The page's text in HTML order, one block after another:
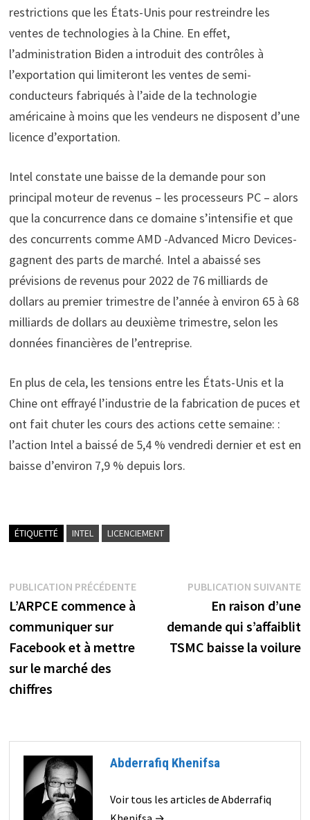
restrictions que les États-Unis pour restreindre les
ventes de technologies à la Chine. En effet,
l’administration Biden a introduit des contrôles à
l’exportation qui limiteront les ventes de semi-
conducteurs fabriqués à l’aide de la technologie
américaine à moins que les vendeurs ne disposent d’une
licence d’exportation.
Intel constate une baisse de la demande pour son
principal moteur de revenus – les processeurs PC – alors
que la concurrence dans ce domaine s’intensifie et que
des concurrents comme AMD -Advanced Micro Devices-
gagnent des parts de marché. Intel a abaissé ses
prévisions de revenus pour 2022 de 76 milliards de
dollars au premier trimestre de l’année à environ 65 à 68
milliards de dollars au deuxième trimestre, selon les
données financières de l’entreprise.
En plus de cela, les tensions entre les États-Unis et la
Chine ont effrayé l’industrie de la fabrication de puces et
ont fait chuter les cours des actions cette semaine: :
l’action Intel a baissé de 5,4 % vendredi dernier et est en
baisse d’environ 7,9 % depuis lors.
ÉTIQUETTÉ INTEL LICENCIEMENT
Navigation
de
l’article
PUBLICATION PRÉCÉDENTEPublication
L’ARPCE commence à
communiquer sur
Facebook et à mettre
sur le marché des
chiffres
PUBLICATION SUIVANTE
En raison d’une
demande qui s’affaiblit
TSMC baisse la voilure
Abderrafiq Khenifsa
Voir tous les articles de Abderrafiq